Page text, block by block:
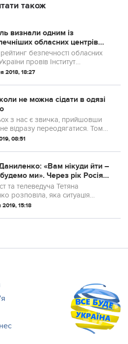
також
визнали одним із
обласних центрів
безпечності обласних
провів Інститут
економічних досліджень.
місце.
2018, 18:27
не можна сідати в одязі
з нас є звичка, прийшовши
відразу переодягатися. Тому
одязі ми так і завалюємося
чому.
08:51
«Вам нікуди йти –
ми». Через рік Росія
порогу, а у всіх головах..
та телеведуча Тетяна
розповіла, яка ситуація
які звільнилися з
Медведчука Тарас
15:18